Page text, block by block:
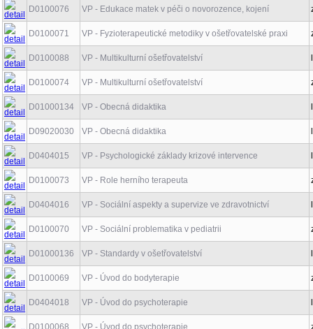
D0100076 VP - Edukace matek v péči o novorozence, kojení
D0100071 VP - Fyzioterapeutické metodiky v ošetřovatelské praxi
D0100088 VP - Multikulturní ošetřovatelství
D0100074 VP - Multikulturní ošetřovatelství
D01000134 VP - Obecná didaktika
D09020030 VP - Obecná didaktika
D0404015 VP - Psychologické základy krizové intervence
D0100073 VP - Role herního terapeuta
D0404016 VP - Sociální aspekty a supervize ve zdravotnictví
D0100070 VP - Sociální problematika v pediatrii
D01000136 VP - Standardy v ošetřovatelství
D0100069 VP - Úvod do bodyterapie
D0404018 VP - Úvod do psychoterapie
D0100068 VP - Úvod do psychoterapie